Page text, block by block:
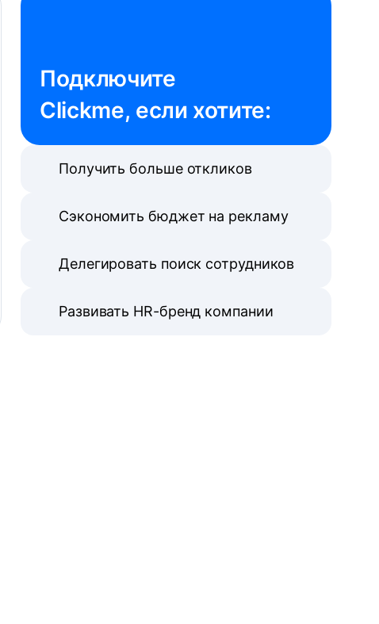
Подключите
Clickme, если хотите:
Получить больше откликов
Сэкономить бюджет на рекламу
Делегировать поиск сотрудников
Развивать HR-бренд компании